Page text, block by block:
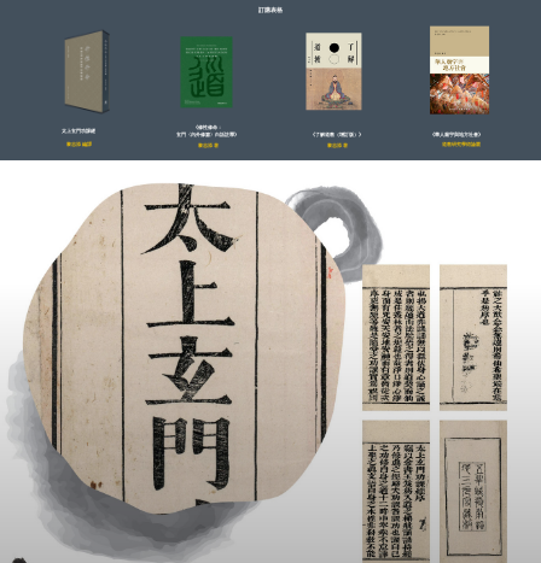
黎志添 著
太上玄門功課經
黎志添 著
訂購表格
《了解道教（增訂版）》
道教研究學術論叢
《華人廟宇與地方社會》
黎志添 編譯
《修性修命：
玄門〈內外修篇〉白話註釋》